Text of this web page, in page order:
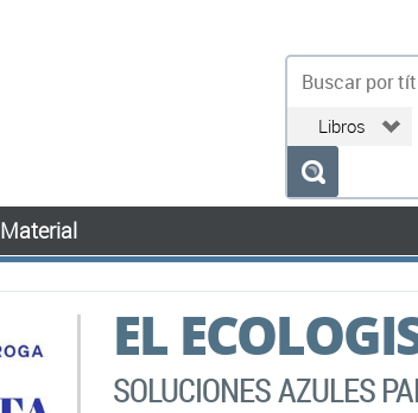
Material
EL
SOLUCIONES AZULES